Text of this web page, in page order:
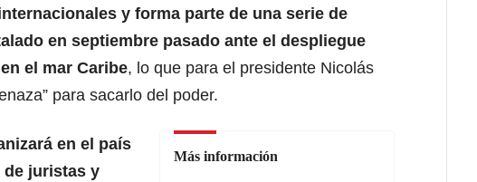
y forma parte de una serie de
en septiembre pasado ante el despliegue
el mar Caribe, lo que para el presidente Nicolás
para sacarlo del poder.
Más información
en el país
juristas y